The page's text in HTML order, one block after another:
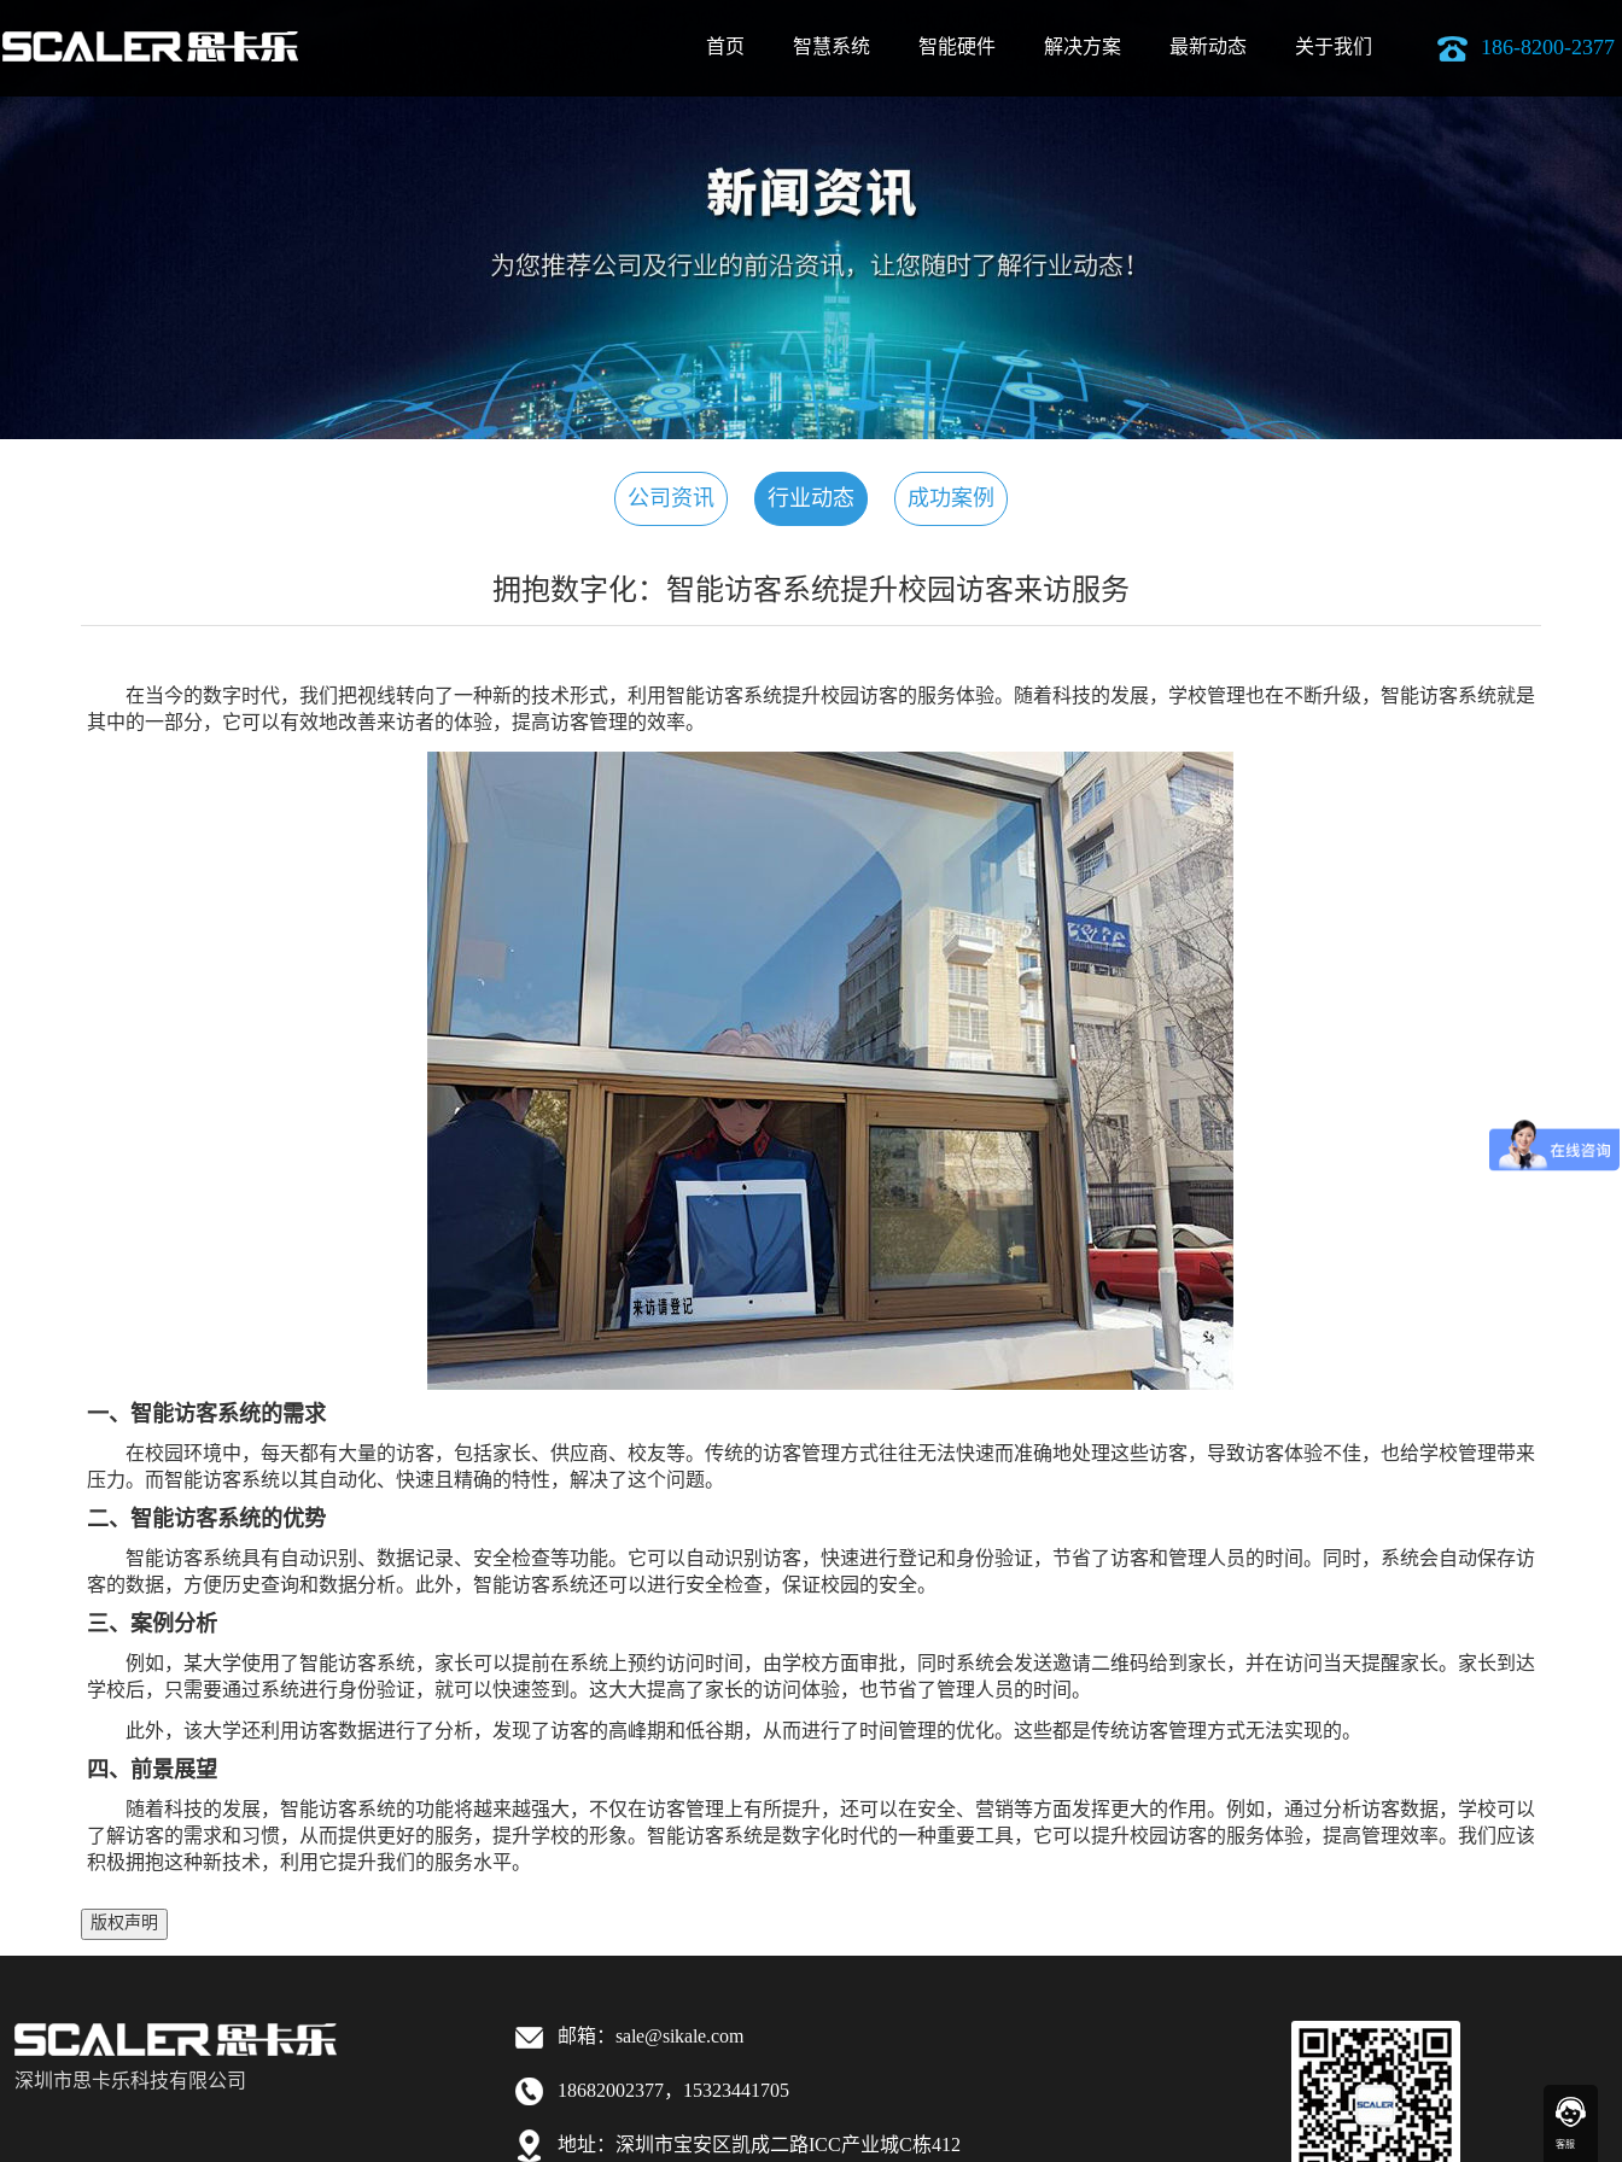
首页 智慧系统 智能硬件 解决方案 最新动态 关于我们 186-8200-2377
公司资讯 行业动态 成功案例
拥抱数字化：智能访客系统提升校园访客来访服务
在当今的数字时代，我们把视线转向了一种新的技术形式，利用智能访客系统提升校园访客的服务体验。随着科技的发展，学校管理也在不断升级，智能访客系统就是
其中的一部分，它可以有效地改善来访者的体验，提高访客管理的效率。
一、智能访客系统的需求
在校园环境中，每天都有大量的访客，包括家长、供应商、校友等。传统的访客管理方式往往无法快速而准确地处理这些访客，导致访客体验不佳，也给学校管理带来
压力。而智能访客系统以其自动化、快速且精确的特性，解决了这个问题。
二、智能访客系统的优势
智能访客系统具有自动识别、数据记录、安全检查等功能。它可以自动识别访客，快速进行登记和身份验证，节省了访客和管理人员的时间。同时，系统会自动保存访
客的数据，方便历史查询和数据分析。此外，智能访客系统还可以进行安全检查，保证校园的安全。
三、案例分析
例如，某大学使用了智能访客系统，家长可以提前在系统上预约访问时间，由学校方面审批，同时系统会发送邀请二维码给到家长，并在访问当天提醒家长。家长到达
学校后，只需要通过系统进行身份验证，就可以快速签到。这大大提高了家长的访问体验，也节省了管理人员的时间。
此外，该大学还利用访客数据进行了分析，发现了访客的高峰期和低谷期，从而进行了时间管理的优化。这些都是传统访客管理方式无法实现的。
四、前景展望
随着科技的发展，智能访客系统的功能将越来越强大，不仅在访客管理上有所提升，还可以在安全、营销等方面发挥更大的作用。例如，通过分析访客数据，学校可以
了解访客的需求和习惯，从而提供更好的服务，提升学校的形象。智能访客系统是数字化时代的一种重要工具，它可以提升校园访客的服务体验，提高管理效率。我们应该
积极拥抱这种新技术，利用它提升我们的服务水平。
版权声明
深圳市思卡乐科技有限公司
邮箱：sale@sikale.com
18682002377，15323441705
地址：深圳市宝安区凯成二路ICC产业城C栋412 客服